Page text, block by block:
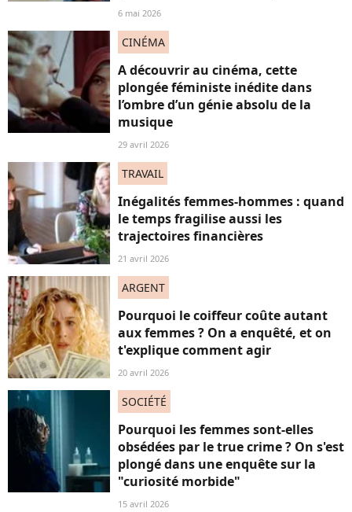
6 mai 2026
CINÉMA
A découvrir au cinéma, cette
plongée féministe inédite dans
l’ombre d’un génie absolu de la
musique
29 avril 2026
TRAVAIL
Inégalités femmes-hommes : quand
le temps fragilise aussi les
trajectoires financières
21 avril 2026
ARGENT
Pourquoi le coiffeur coûte autant
aux femmes ? On a enquêté, et on
t'explique comment agir
20 avril 2026
SOCIÉTÉ
Pourquoi les femmes sont-elles
obsédées par le true crime ? On s'est
plongé dans une enquête sur la
"curiosité morbide"
15 avril 2026